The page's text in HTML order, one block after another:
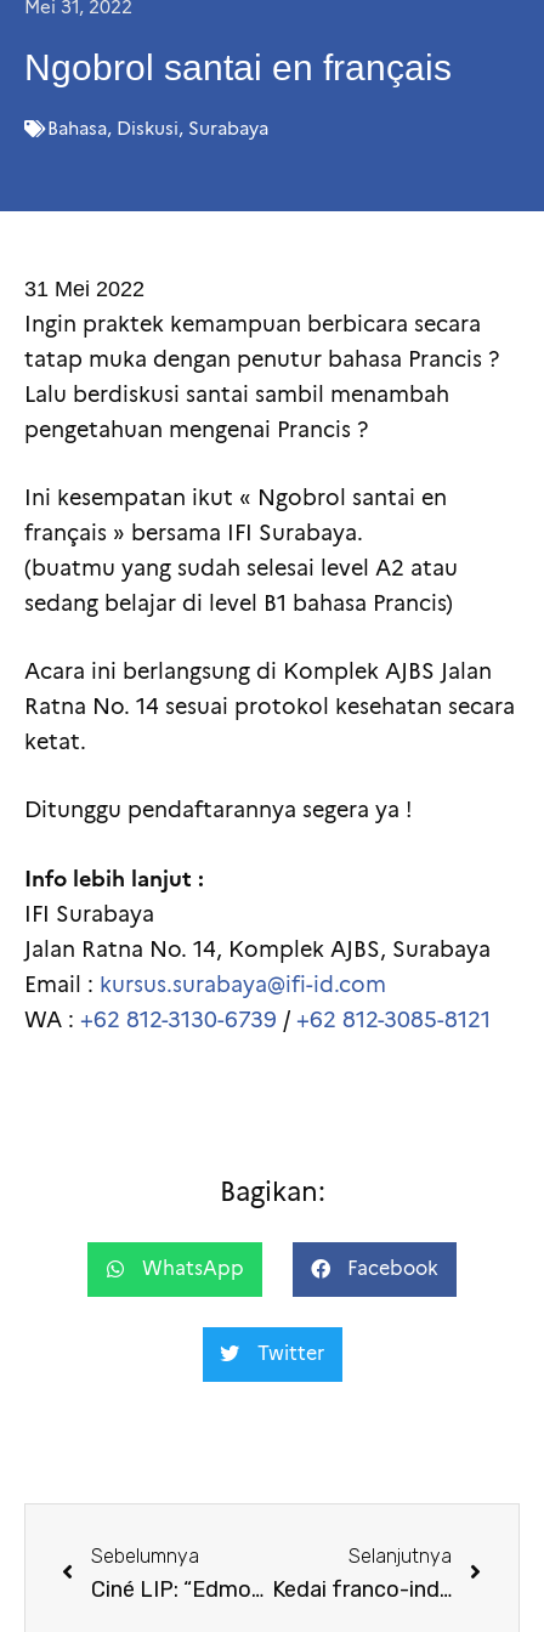
Mei 31, 2022
Ngobrol santai en français
Bahasa, Diskusi, Surabaya
31 Mei 2022
Ingin praktek kemampuan berbicara secara
tatap muka dengan penutur bahasa Prancis ?
Lalu berdiskusi santai sambil menambah
pengetahuan mengenai Prancis ?
Ini kesempatan ikut « Ngobrol santai en
français » bersama IFI Surabaya.
(buatmu yang sudah selesai level A2 atau
sedang belajar di level B1 bahasa Prancis)
Acara ini berlangsung di Komplek AJBS Jalan
Ratna No. 14 sesuai protokol kesehatan secara
ketat.
Ditunggu pendaftarannya segera ya !
Info lebih lanjut :
IFI Surabaya
Jalan Ratna No. 14, Komplek AJBS, Surabaya
Email : kursus.surabaya@ifi-id.com
WA : +62 812-3130-6739 / +62 812-3085-8121
Bagikan:
WhatsApp Facebook
Twitter
Sebelumnya
Ciné LIP: “Edmond”
Selanjutnya
Kedai franco-indonésien